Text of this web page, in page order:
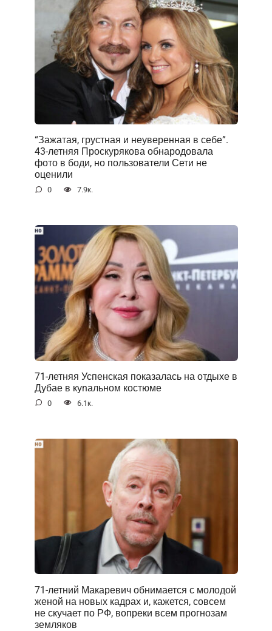
“Зажатая, грустная и неуверенная в себе”.
43-летняя Проскурякова обнародовала
фото в боди, но пользователи Сети не
оценили
0 7.9к.
71-летняя Успенская показалась на отдыхе в
Дубае в куnальном костюме
0 6.1к.
71-летний Макаревич обнимается с молодой
женой на новых кадрах и, кажется, совсем
не скучает по РФ, вопреки всем прогнозам
земляков